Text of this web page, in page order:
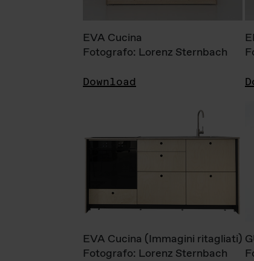
EVA Cucina
Fotografo: Lorenz Sternbach
Download
EVA Cucina (Immagini ritagliati)
Fotografo: Lorenz Sternbach